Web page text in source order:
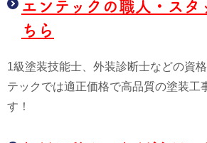
エンテックの職人・スタ
ちら
1級塗装技能士、外装診断士などの資
テックでは適正価格で高品質の塗装工
す！